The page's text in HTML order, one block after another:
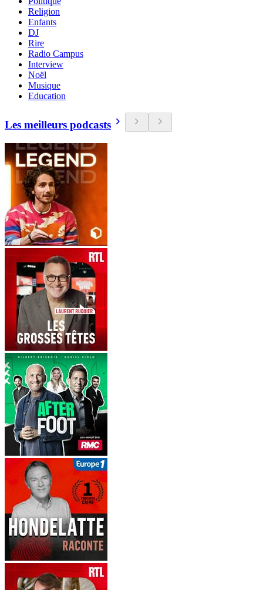
Religion
Enfants
DJ
Rire
Radio Campus
Interview
Noël
Musique
Education
Les meilleurs podcasts